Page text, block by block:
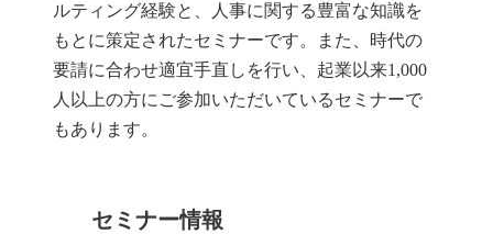
ルティング経験と、人事に関する豊富な知識を
もとに策定されたセミナーです。また、時代の
要請に合わせ適宜手直しを行い、起業以来1,000
人以上の方にご参加いただいているセミナーで
もあります。
セミナー情報